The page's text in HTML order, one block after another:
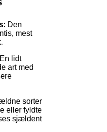
: Den
mest
lidt
art med
sorter
eller fyldte
sjældent